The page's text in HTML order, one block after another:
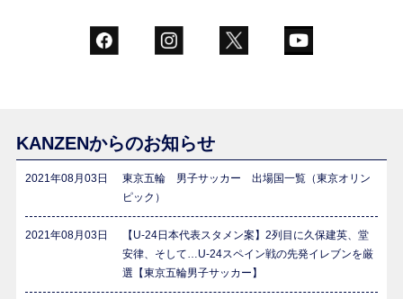
KANZENからのお知らせ
2021年08月03日
東京五輪 男子サッカー 出場国一覧（東京オリン
ピック）
2021年08月03日
【U-24日本代表スタメン案】2列目に久保建英、堂
安律、そして…U-24スペイン戦の先発イレブンを厳
選【東京五輪男子サッカー】